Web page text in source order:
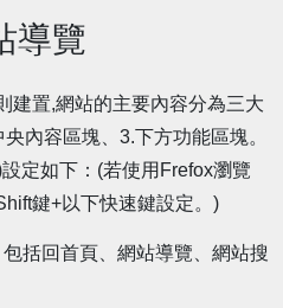
導覽
建置,網站的主要內容分為三大
內容區塊、3.下方功能區塊。
定如下：(若使用Frefox瀏覽
鍵+以下快速鍵設定。)
括回首頁、網站導覽、網站搜